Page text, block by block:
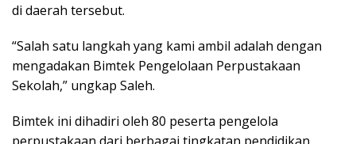
di daerah tersebut.
“Salah satu langkah yang kami ambil adalah dengan
mengadakan Bimtek Pengelolaan Perpustakaan
Sekolah,” ungkap Saleh.
Bimtek ini dihadiri oleh 80 peserta pengelola